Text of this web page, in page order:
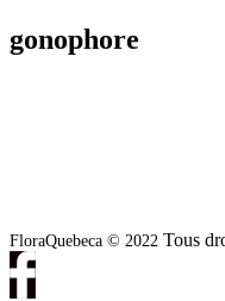
gonophore
FloraQuebeca © 2022 Tous